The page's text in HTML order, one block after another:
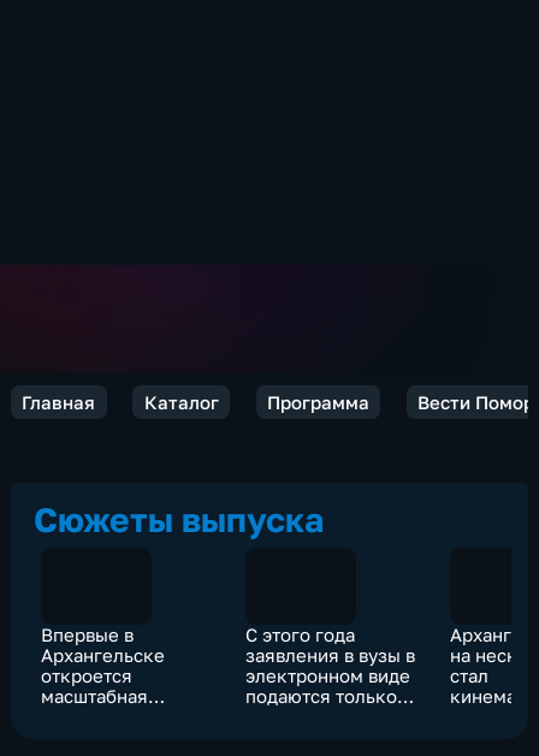
Главная Каталог Программа Вести
Сюжеты выпуска
Впервые в
Архангельске
откроется
масштабная
С этого года
заявления в вузы в
электронном виде
подаются только
на
стал